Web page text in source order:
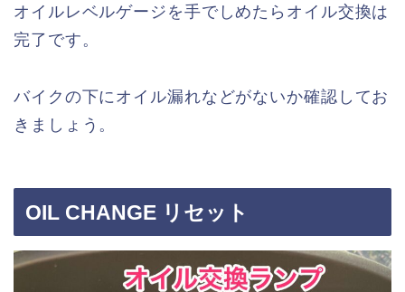
オイルレベルゲージを手でしめたらオイル交換は
完了です。
バイクの下にオイル漏れなどがないか確認してお
きましょう。
OIL CHANGE リセット